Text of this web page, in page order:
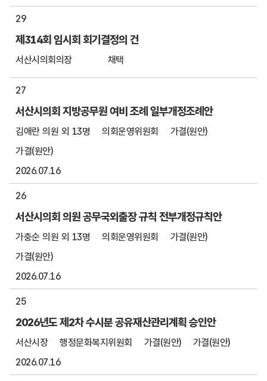
29
제314회 임시회 회기결정의 건
서산시의회의장 채택
27
서산시의회 지방공무원 여비 조례 일부개정조례안
김애란 의원 외 13명 의회운영위원회
가결(원안)
가결(원안)
2026.07.16
26
서산시의회 의원 공무국외출장 규칙 전부개정규칙안
가충순 의원 외 13명 의회운영위원회
가결(원안)
가결(원안)
2026.07.16
25
2026년도 제2차 수시분 공유재산관리계획 승인안
서산시장 행정문화복지위원회 가결(원안)
가결(원안)
2026.07.16